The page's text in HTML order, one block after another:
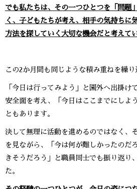
でも私たちは、その一つひとつを「問題
く、子どもたちが考え、相手の気持ちに
方法を探していく大切な機会だと考えてい
この2か月間も同じような積み重ねを繰り
「今日は行ってみよう」と園外へ出掛け
安全面を考え、「今日はここまでにしよ
ともあります。
決して無理に活動を進めるのではなく、
を見ながら、「今は何が難しかったのだ
きそうだろう」と職員同士でも振り返り
た。